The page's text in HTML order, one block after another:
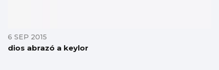
6 SEP 2015
dios abrazó a keylor